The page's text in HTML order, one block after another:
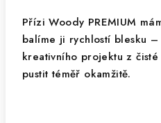
Přízi Woody PREMIUM
balíme ji rychlostí blesku
kreativního projektu z
pustit téměř okamžitě.